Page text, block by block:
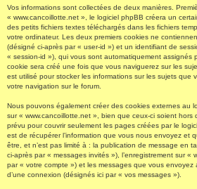
Vos informations sont collectées de deux manières.
« www.cancoillotte.net », le logiciel phpBB créera un
des petits fichiers textes téléchargés dans les fichiers
votre ordinateur. Les deux premiers cookies ne
(désigné ci-après par « user-id ») et un identifiant de
« session-id »), qui vous sont automatiquement assignés
cookie sera créé une fois que vous naviguerez sur les
est utilisé pour stocker les informations sur les sujets que
votre navigation sur le forum.
Nous pouvons également créer des cookies externes au
sur « www.cancoillotte.net », bien que ceux-ci soient
prévu pour couvrir seulement les pages créées par le
est de récupérer l’information que vous nous envoyez et
être, et n’est pas limité à : la publication de message en
ci-après par « messages invités »), l’enregistrement sur «
par « votre compte ») et les messages que vous envoyez
d’une connexion (désignés ici par « vos messages »).